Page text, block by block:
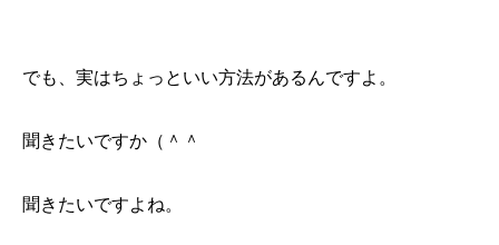
でも、実はちょっといい方法があるんですよ。
聞きたいですか（＾＾
聞きたいですよね。